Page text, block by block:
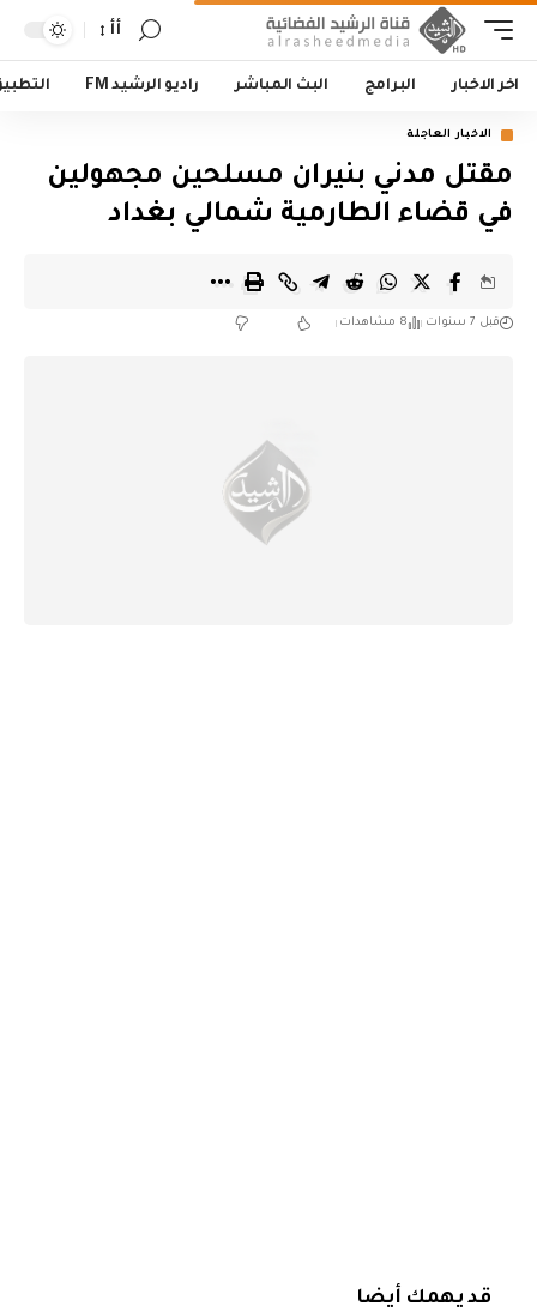
أأ
اخر الاخبار البرامج البث المباشر راديو الرشيد FM
الاخبار العاجلة
مقتل مدني بنيران مسلحين مجهولين
في قضاء الطارمية شمالي بغداد
قبل 7 سنوات 8 مشاهدات
قد يهمك أيضا